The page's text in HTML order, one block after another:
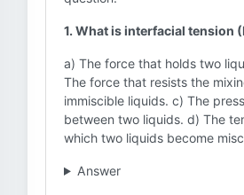
1. What is interfacial tension
a) The force that holds two
The force that resists the
immiscible liquids. c) The
between two liquids. d) The
which two liquids become
Answer